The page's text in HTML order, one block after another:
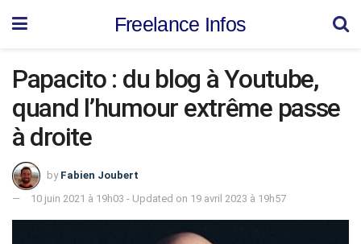
Freelance Infos
Papacito : du blog à Youtube,
quand l’humour extrême passe
à droite
by Fabien Joubert
10 juin 2021 à 19h03 - Updated on 19 avril 2023 à 19h57